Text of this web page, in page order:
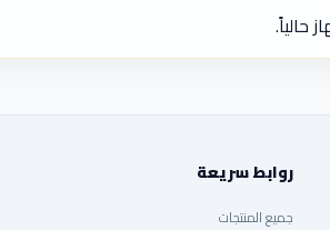
حالياً.
روابط سريعة
جميع المنتجات